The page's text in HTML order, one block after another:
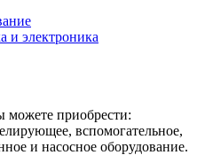
и электроника
можете приобрести:
вспомогательное,
и насосное оборудование.